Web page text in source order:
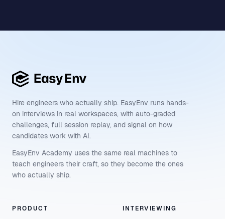
Hire engineers who actually ship. EasyEnv runs hands-
on interviews in real workspaces, with auto-graded
challenges, full session replay, and signal on how
candidates work with AI.
EasyEnv Academy uses the same real machines to
teach engineers their craft, so they become the ones
who actually ship.
PRODUCT INTERVIEWING